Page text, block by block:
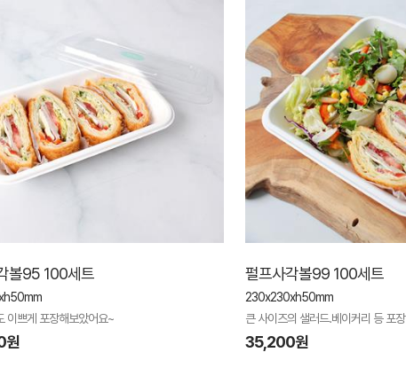
볼95 100세트
이쁘게 포장해보았어요~
원
펄프사각볼99 100세트
230x230xh50mm
큰 사이즈의 샐러드.베이커리 등 포장
35,200원